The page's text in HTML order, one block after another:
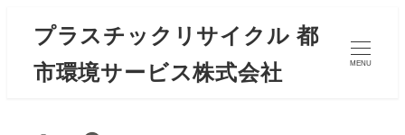
プラスチックリサイクル 都
市環境サービス株式会社
MENU